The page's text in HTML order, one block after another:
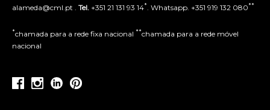
alameda@cml.pt . Tel. +351 21 131 93 14* . Whatsapp. +351 919 132 080**
*chamada para a rede fixa nacional **chamada para a rede móvel
nacional